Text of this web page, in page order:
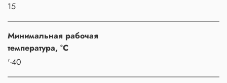
15
Минимальная рабочая
температура, °C
'-40